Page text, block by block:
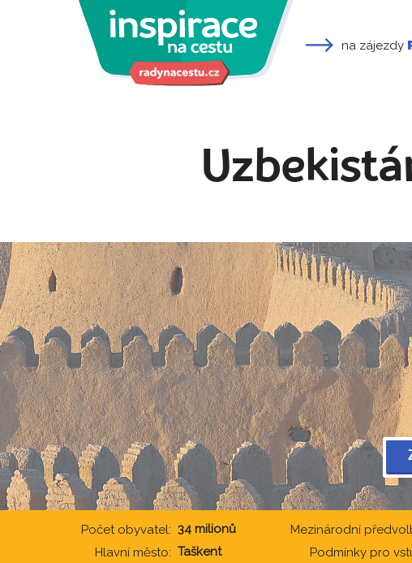
na zájezdy
Počet obyvatel: 34 milionů Mezinárodní
Hlavní město: Taškent Podmínky pro